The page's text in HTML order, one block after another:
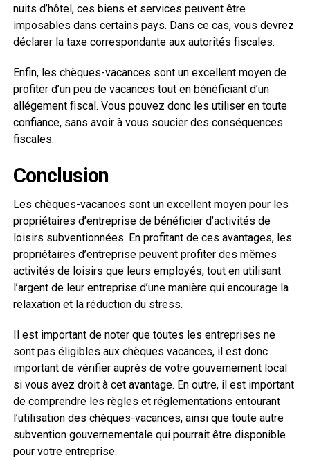
nuits d’hôtel, ces biens et services peuvent être
imposables dans certains pays. Dans ce cas, vous devrez
déclarer la taxe correspondante aux autorités fiscales.
Enfin, les chèques-vacances sont un excellent moyen de
profiter d’un peu de vacances tout en bénéficiant d’un
allégement fiscal. Vous pouvez donc les utiliser en toute
confiance, sans avoir à vous soucier des conséquences
fiscales.
Conclusion
Les chèques-vacances sont un excellent moyen pour les
propriétaires d’entreprise de bénéficier d’activités de
loisirs subventionnées. En profitant de ces avantages, les
propriétaires d’entreprise peuvent profiter des mêmes
activités de loisirs que leurs employés, tout en utilisant
l’argent de leur entreprise d’une manière qui encourage la
relaxation et la réduction du stress.
Il est important de noter que toutes les entreprises ne
sont pas éligibles aux chèques vacances, il est donc
important de vérifier auprès de votre gouvernement local
si vous avez droit à cet avantage. En outre, il est important
de comprendre les règles et réglementations entourant
l’utilisation des chèques-vacances, ainsi que toute autre
subvention gouvernementale qui pourrait être disponible
pour votre entreprise.